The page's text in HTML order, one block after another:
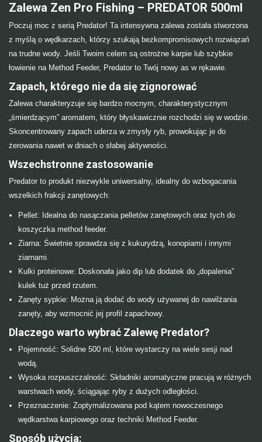
Zalewa Zen Pro Fishing – PREDATOR 500ml
Poczuj moc z serią Predator! Ta intensywna zalewa została stworzona
z myślą o wędkarzach, którzy szukają bezkompromisowych rozwiązań
na trudne wody. Jeśli Twoim celem są ostrożne karpie lub szybkie
łowienie na Method Feeder, Predator to Twój nowy as w rękawie.
Zapach, którego nie da się zignorować
Zalewa charakteryzuje się bardzo mocnym, charakterystycznym
„śmierdzącym” aromatem, który błyskawicznie rozchodzi się w wodzie.
Skoncentrowany zapach uderza w zmysły ryb, prowokując je do
żerowania nawet w dniach o słabej aktywności.
Wszechstronne zastosowanie
Predator to produkt niezwykle uniwersalny, idealny do wzbogacania
wszelkich frakcji zanętowych:
Pellet: Idealna do nasączania pelletów zanętowych oraz tych do
koszyczka method feeder.
Ziarna: Świetnie sprawdza się z kukurydzą, konopiami i innymi
ziarnami.
Kulki proteinowe: Doskonała jako dip lub dodatek do „dopalenia”
kulek tuż przed rzutem.
Zanęty sypkie: Można ją dodać do wody używanej do nawilżania
zanęty, aby wzmocnić jej profil zapachowy.
Dlaczego warto wybrać Zalewę Predator?
Pojemność: Solidne 500 ml, które wystarczy na wiele sesji nad
wodą.
Wysoka rozpuszczalność: Składniki aromatyczne pracują w różnych
warstwach wody, ściągając ryby z dużych odległości.
Przeznaczenie: Zoptymalizowana pod kątem nowoczesnego
wędkarstwa karpiowego oraz techniki Method Feeder.
Sposób użycia: